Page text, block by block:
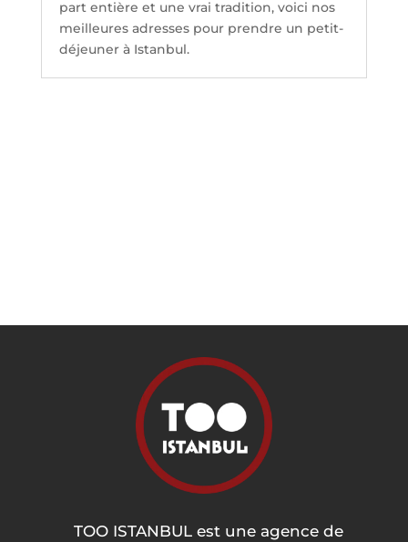
part entière et une vrai tradition, voici nos
meilleures adresses pour prendre un petit-
déjeuner à Istanbul.
TOO ISTANBUL est une agence de